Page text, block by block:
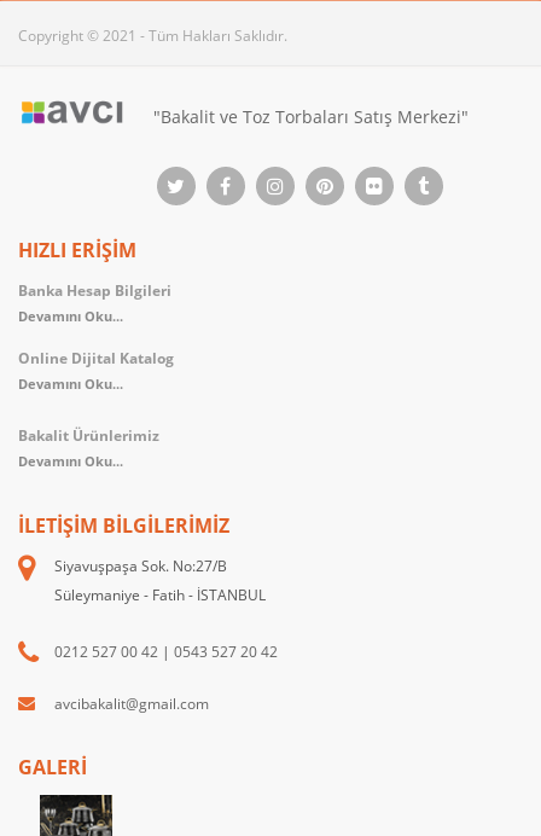
Copyright © 2021 - Tüm Hakları Saklıdır.
"Bakalit ve Toz Torbaları Satış Merkezi"
HIZLI ERİŞİM
Banka Hesap Bilgileri
Devamını Oku...
Online Dijital Katalog
Devamını Oku...
Bakalit Ürünlerimiz
Devamını Oku...
İLETIŞIM BILGILERIMIZ
Siyavuşpaşa Sok. No:27/B
Süleymaniye - Fatih - İSTANBUL
0212 527 00 42 | 0543 527 20 42
avcibakalit@gmail.com
GALERİ